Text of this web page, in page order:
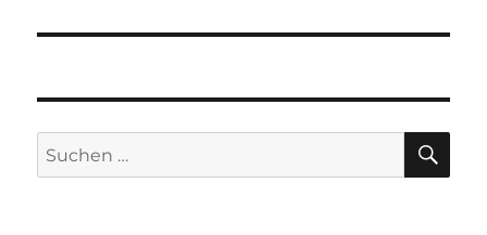
Suchen
nach: